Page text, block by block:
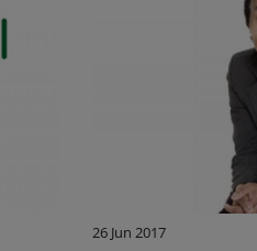
26 Jun 2017